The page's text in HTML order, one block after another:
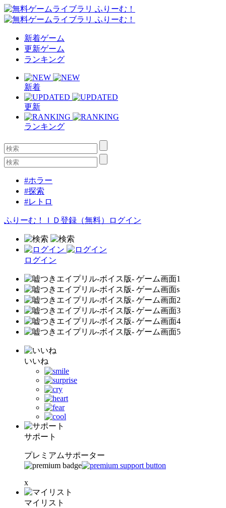
新着ゲーム
更新ゲーム
ランキング
新着
更新
ランキング
#ホラー
#探索
#レトロ
ふりーむ！ＩＤ登録（無料） ログイン
ログイン
いいね
サポート
プレミアムサポーター
x
マイリスト